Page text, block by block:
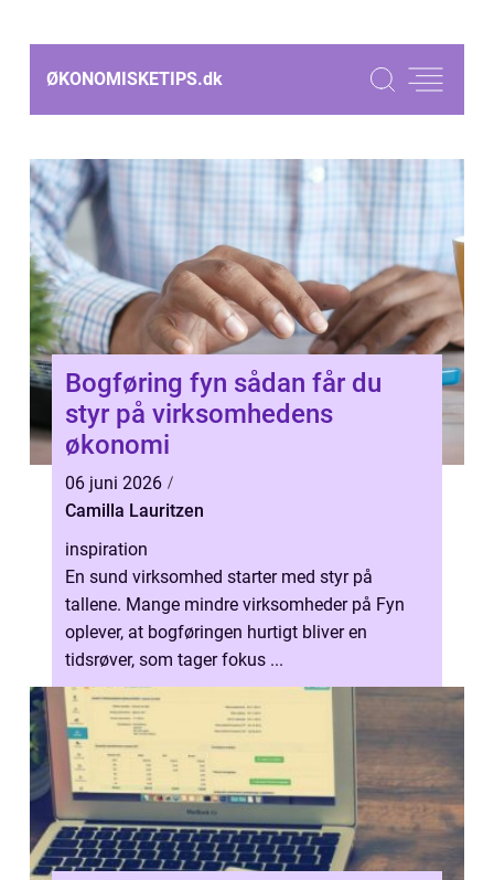
ØKONOMISKETIPS.dk
Bogføring fyn sådan får du
styr på virksomhedens
økonomi
06 juni 2026
Camilla Lauritzen
inspiration
En sund virksomhed starter med styr på
tallene. Mange mindre virksomheder på Fyn
oplever, at bogføringen hurtigt bliver en
tidsrøver, som tager fokus ...